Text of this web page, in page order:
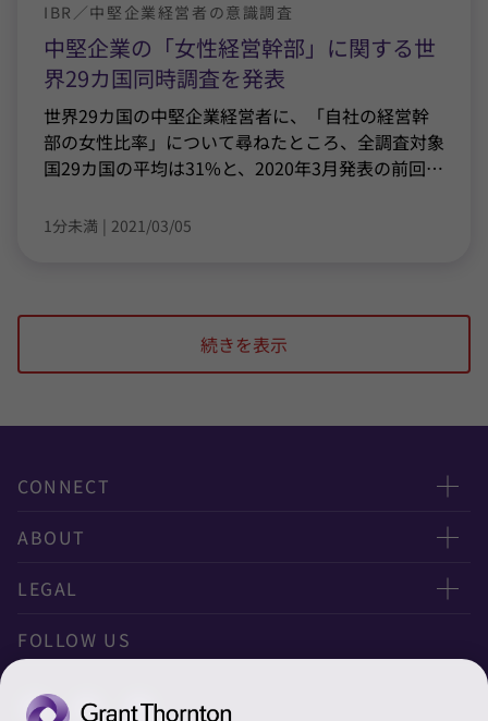
中堅企業の「女性経営幹部」に関する世
界29カ国同時調査を発表
IBR／中堅企業経営者の意識調査
世界29カ国の中堅企業経営者に、「自社の経営幹
部の女性比率」について尋ねたところ、全調査対象
国29カ国の平均は31%と、2020年3月発表の前回…
1分未満 | 2021/03/05
続きを表示
CONNECT
お問い合わせ
ニュースレター申し込み
グローバル
グローバルリーチ
ABOUT
太陽有限責任監査法人
太陽グラントソントン税理士法人
LEGAL
利用規約
FOLLOW US